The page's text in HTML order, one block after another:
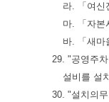
라. 「여신
마. 「자본
바. 「새마
29. "공영주
설비를 설
30. "설치의